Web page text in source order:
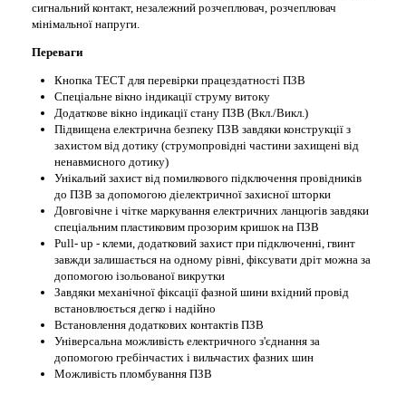
сигнальний контакт, незалежний розчеплювач, розчеплювач
мінімальної напруги.
Переваги
Кнопка ТЕСТ для перевірки працездатності ПЗВ
Спеціальне вікно індикації струму витоку
Додаткове вікно індикації стану ПЗВ (Вкл./Викл.)
Підвищена електрична безпеку ПЗВ завдяки конструкції з
захистом від дотику (струмопровідні частини захищені від
ненавмисного дотику)
Унікальий захист від помилкового підключення провідників
до ПЗВ за допомогою діелектричної захисної шторки
Довговічне і чітке маркування електричних ланцюгів завдяки
спеціальним пластиковим прозорим кришок на ПЗВ
Pull- up - клеми, додатковий захист при підключенні, гвинт
завжди залишається на одному рівні, фіксувати дріт можна за
допомогою ізольованої викрутки
Завдяки механічної фіксації фазной шини вхідний провід
встановлюється дегко і надійно
Встановлення додаткових контактів ПЗВ
Універсальна можливість електричного з'єднання за
допомогою гребінчастих і вильчастих фазних шин
Можливість пломбування ПЗВ